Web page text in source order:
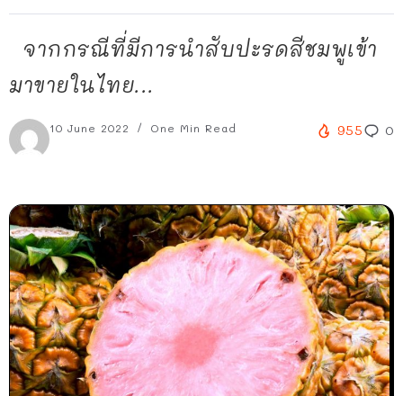
จากกรณีที่มีการนำสับปะรดสีชมพูเข้า
มาขายในไทย...
10 June 2022 One Min Read 955 0